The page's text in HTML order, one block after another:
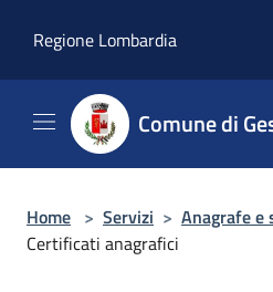
Regione Lombardia
Comune di
Home > Servizi > Anagrafe e
Certificati anagrafici